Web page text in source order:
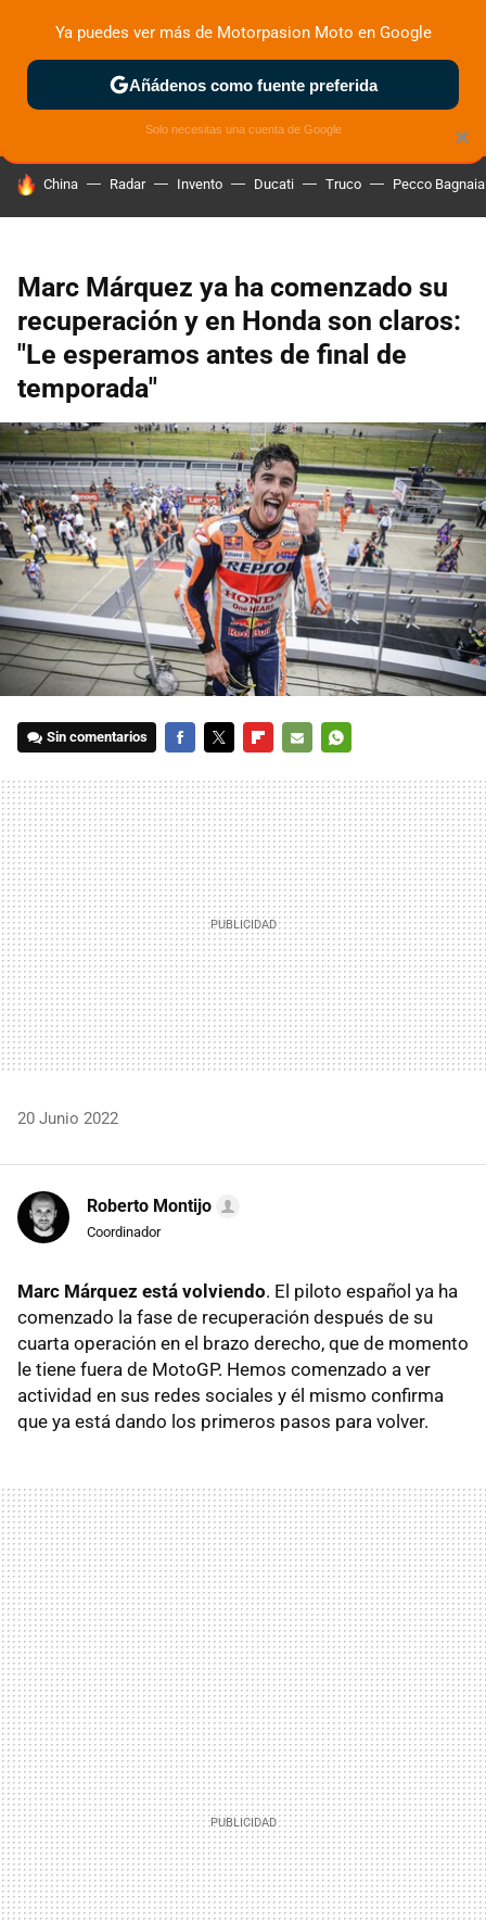
ZONA DE PRUEBAS DEPORTIVAS MOTOS ELÉCTRICAS
HOY SE HABLA DE
China Radar Invento Ducati Truco Pecco Bagnaia
Marc Márquez ya ha comenzado su
recuperación y en Honda son claros:
"Le esperamos antes de final de
temporada"
Sin comentarios
MAIL
20 Junio 2022
Roberto Montijo
Coordinador
Marc Márquez está volviendo. El piloto español ya ha
comenzado la fase de recuperación después de su
cuarta operación en el brazo derecho, que de momento
le tiene fuera de MotoGP. Hemos comenzado a ver
actividad en sus redes sociales y él mismo confirma
que ya está dando los primeros pasos para volver.
×
Ya puedes ver más de Motorpasion Moto en Google
Añádenos como fuente preferida
Solo necesitas una cuenta de Google